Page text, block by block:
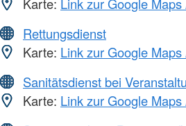
Karte: Link zur Google
Rettungsdienst
Karte: Link zur Google
Sanitätsdienst bei
Karte: Link zur Google